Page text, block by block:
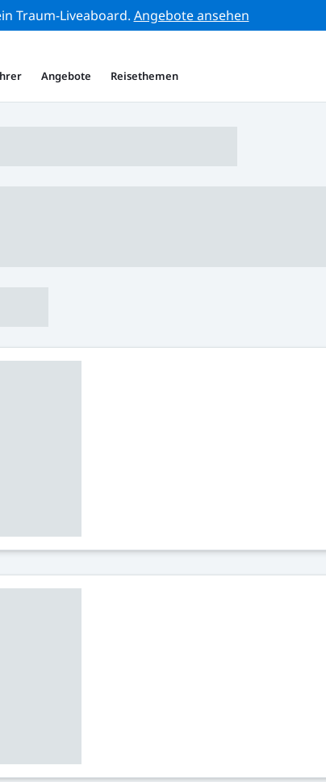
Traum-Liveaboard. Angebote ansehen
Angebote Reisethemen